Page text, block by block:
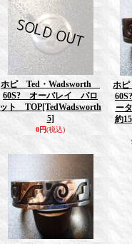
ホピ Ted・Wadsworth
60S? オーバレイ パロ
ット TOP[TedWadsworth
5]
0円(税込)
ホ
ー
約